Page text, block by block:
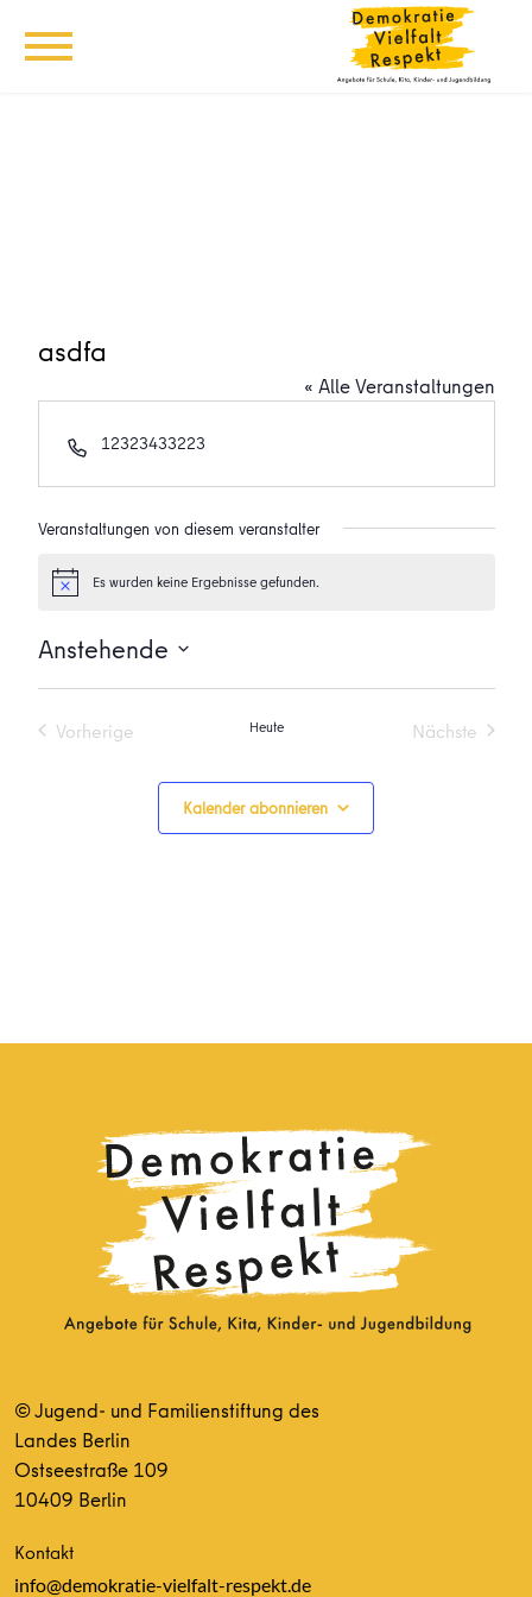
asdfa
« Alle Veranstaltungen
Telefon
12323433223
Veranstaltungen von diesem veranstalter
HinweisEs wurden keine Ergebnisse gefunden.
Anstehende
Datum
Vorherige
Heute
Nächste
Kalender abonnieren
© Jugend- und Familienstiftung des
Landes Berlin
Ostseestraße 109
10409 Berlin
Kontakt
info@demokratie-vielfalt-respekt.de